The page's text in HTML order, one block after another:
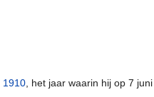
1910 , het jaar waarin hij op 7